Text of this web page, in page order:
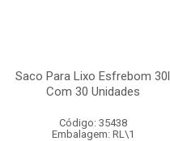
Saco Para Lixo Esfrebom 30l
Com 30 Unidades
Código: 35438
Embalagem: RL\1